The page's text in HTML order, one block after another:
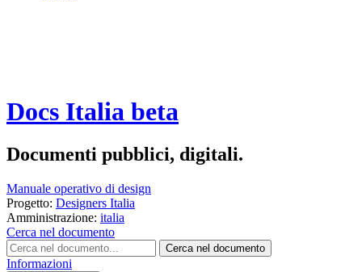
Docs Italia beta
Documenti pubblici, digitali.
Manuale operativo di design
Progetto: Designers Italia
Amministrazione: italia
Cerca nel documento
Cerca nel documento
Informazioni